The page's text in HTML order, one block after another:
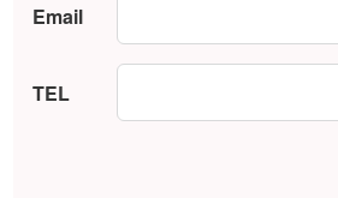
Email
TEL